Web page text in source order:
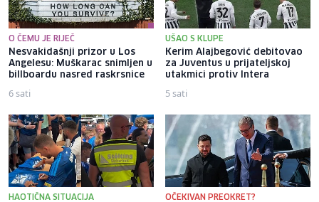
O ČEMU JE RIJEČ
Nesvakidašnji prizor u Los
Angelesu: Muškarac snimljen u
billboardu nasred raskrsnice
6 sati
UŠAO S KLUPE
Kerim Alajbegović debitovao
za Juventus u prijateljskoj
utakmici protiv Intera
5 sati
HAOTIČNA SITUACIJA OČEKIVAN PREOKRET?